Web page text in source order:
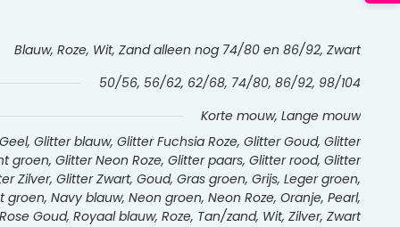
Blauw, Roze, Wit, Zand alleen nog 74/80 en 86/92, Zwart
50/56, 56/62, 62/68, 74/80, 86/92, 98/104
Korte mouw, Lange mouw
Glitter blauw, Glitter Fuchsia Roze, Glitter Goud, Glitter
Glitter Neon Roze, Glitter paars, Glitter rood, Glitter
Zilver, Glitter Zwart, Goud, Gras groen, Grijs, Leger groen,
Navy blauw, Neon groen, Neon Roze, Oranje, Pearl,
Goud, Royaal blauw, Roze, Tan/zand, Wit, Zilver, Zwart